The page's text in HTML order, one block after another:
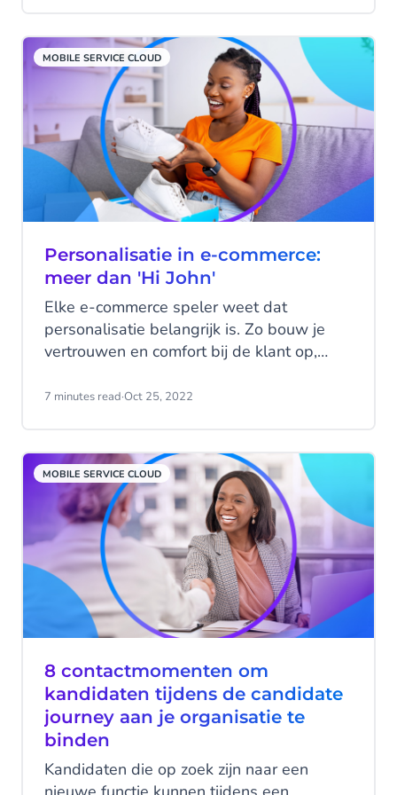
MOBILE SERVICE CLOUD
Personalisatie in e-commerce:
meer dan 'Hi John'
Elke e-commerce speler weet dat
personalisatie belangrijk is. Zo bouw je
vertrouwen en comfort bij de klant op,
ervoor dat online shoppers terugkomen.
7 minutes read·Oct 25, 2022
MOBILE SERVICE CLOUD
8 contactmomenten om
kandidaten tijdens de candidate
journey aan je organisatie te
binden
Kandidaten die op zoek zijn naar een